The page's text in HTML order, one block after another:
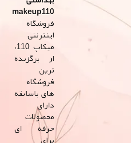
makeup110
میکاپ 110،
از برگزیده
های باسابقه
دارای
محصولات
حرفه ای